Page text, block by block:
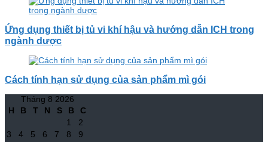
Ứng dụng thiết bị tủ vi khí hậu và hướng dẫn ICH trong
ngành dược
Cách tính hạn sử dụng của sản phẩm mì gói
Tháng 8 2026
H
B T N S B
C
1
2
3
4 5 6 7 8
9